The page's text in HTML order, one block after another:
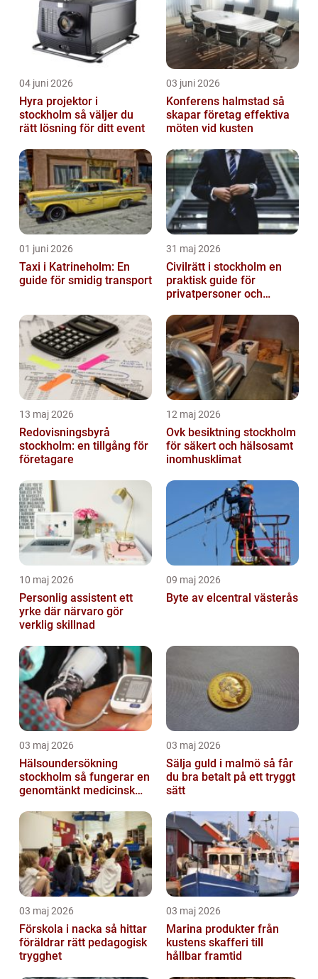
04 juni 2026
Hyra projektor i
stockholm så väljer du
rätt lösning för ditt event
03 juni 2026
Konferens halmstad så
skapar företag effektiva
möten vid kusten
01 juni 2026
Taxi i Katrineholm: En
guide för smidig transport
31 maj 2026
Civilrätt i stockholm en
praktisk guide för
privatpersoner och
13 maj 2026
Redovisningsbyrå
stockholm: en tillgång för
företagare
12 maj 2026
Ovk besiktning stockholm
för säkert och hälsosamt
inomhusklimat
10 maj 2026
Personlig assistent ett
yrke där närvaro gör
verklig skillnad
09 maj 2026
Byte av elcentral västerås
03 maj 2026
Hälsoundersökning
stockholm så fungerar en
genomtänkt medicinsk
03 maj 2026
Sälja guld i malmö så får
du bra betalt på ett tryggt
sätt
03 maj 2026
Förskola i nacka så hittar
föräldrar rätt pedagogisk
trygghet
03 maj 2026
Marina produkter från
kustens skafferi till
hållbar framtid